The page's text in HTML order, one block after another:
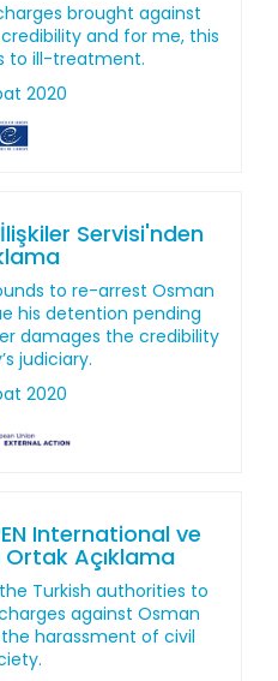
brought against
and for me, this
to ill-treatment.
2020
Servisi'nden
to re-arrest Osman
his detention pending
damages the credibility
judiciary.
2020
International ve
Ortak Açıklama
Turkish authorities to
against Osman
harassment of civil